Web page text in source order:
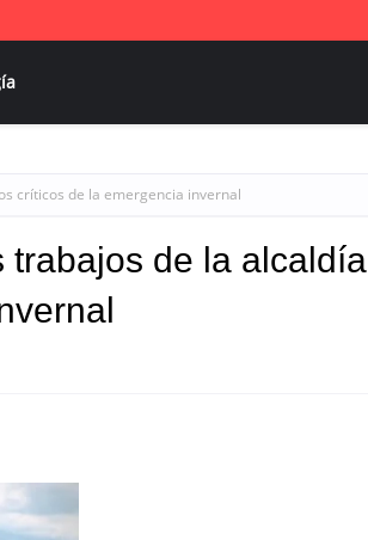
críticos de la emergencia invernal
trabajos de la alcaldía